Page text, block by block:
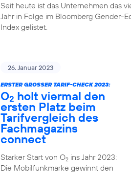
Seit heute ist das Unternehmen das
Jahr in Folge im Bloomberg Gender-
Index gelistet.
26. Januar 2023
ERSTER GROSSER TARIF-CHECK 2023:
O2 holt viermal den
ersten Platz beim
Tarifvergleich des
Fachmagazins
connect
Starker Start von O2ins Jahr 2023:
Die Mobilfunkmarke gewinnt den